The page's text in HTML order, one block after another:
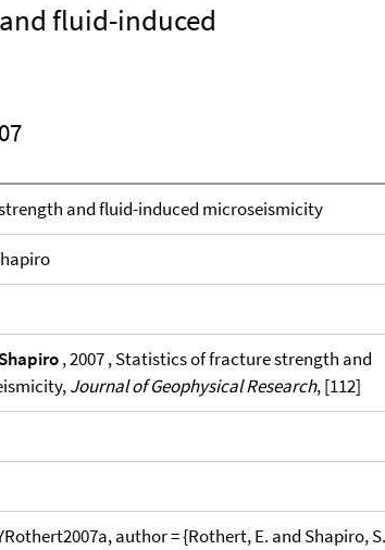
fluid-induced
and fluid-induced microseismicity
, 2007 , Statistics of fracture strength and
Journal of Geophysical Research, [112]
author = {Rothert, E. and Shapiro, S.